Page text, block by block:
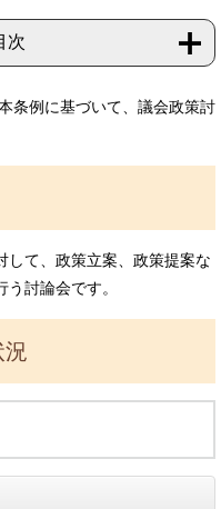
次
条例に基づいて、議会政策討
て、政策立案、政策提案な
討論会です。
況